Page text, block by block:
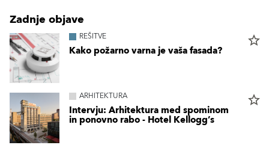
Zadnje objave
REŠITVE
Kako požarno varna je vaša fasada?
star_border
ARHITEKTURA
Intervju: Arhitektura med spominom
in ponovno rabo - Hotel Kellogg’s
star_border